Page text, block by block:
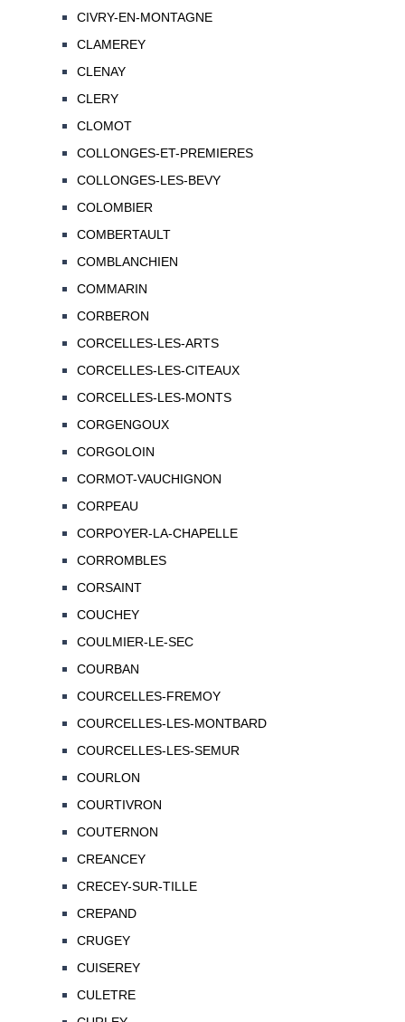
CIVRY-EN-MONTAGNE
CLAMEREY
CLENAY
CLERY
CLOMOT
COLLONGES-ET-PREMIERES
COLLONGES-LES-BEVY
COLOMBIER
COMBERTAULT
COMBLANCHIEN
COMMARIN
CORBERON
CORCELLES-LES-ARTS
CORCELLES-LES-CITEAUX
CORCELLES-LES-MONTS
CORGENGOUX
CORGOLOIN
CORMOT-VAUCHIGNON
CORPEAU
CORPOYER-LA-CHAPELLE
CORROMBLES
CORSAINT
COUCHEY
COULMIER-LE-SEC
COURBAN
COURCELLES-FREMOY
COURCELLES-LES-MONTBARD
COURCELLES-LES-SEMUR
COURLON
COURTIVRON
COUTERNON
CREANCEY
CRECEY-SUR-TILLE
CREPAND
CRUGEY
CUISEREY
CULETRE